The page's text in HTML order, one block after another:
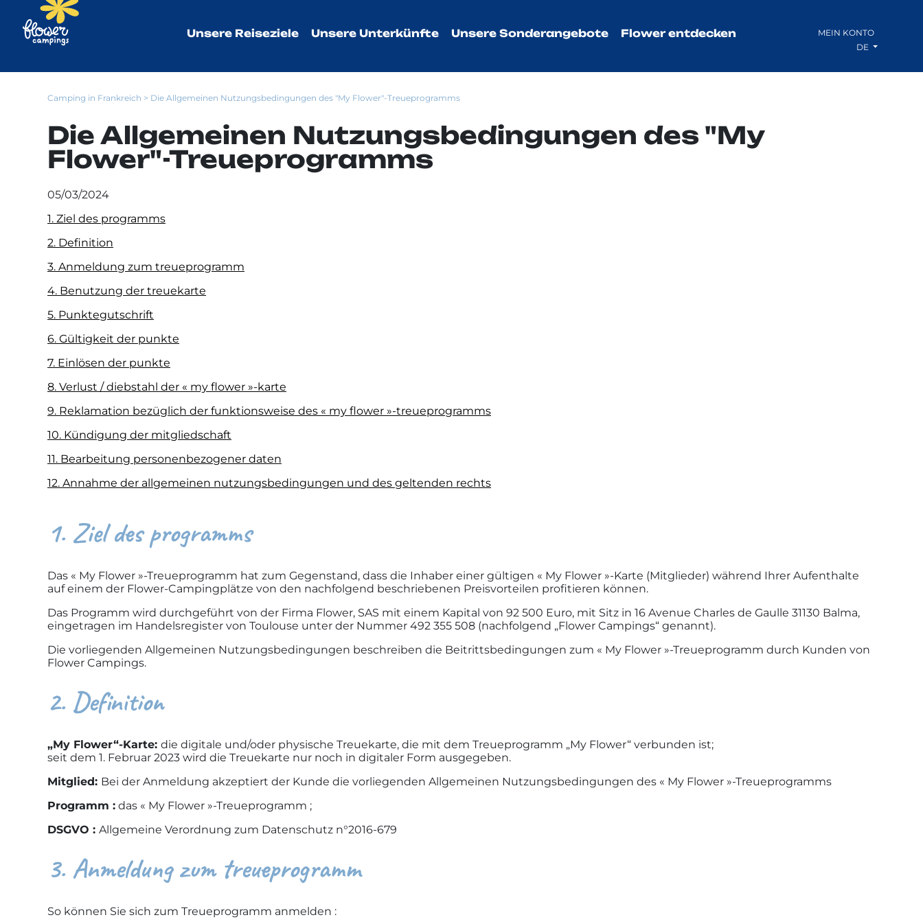
Unsere Reiseziele Unsere Unterkünfte Unsere Sonderangebote Flower entdecken
MEIN KONTO
DE
Camping in Frankreich > Die Allgemeinen Nutzungsbedingungen des "My Flower"-Treueprogramms
Die Allgemeinen Nutzungsbedingungen des "My
Flower"-Treueprogramms
05/03/2024
1. Ziel des programms
2. Definition
3. Anmeldung zum treueprogramm
4. Benutzung der treuekarte
5. Punktegutschrift
6. Gültigkeit der punkte
7. Einlösen der punkte
8. Verlust / diebstahl der « my flower »-karte
9. Reklamation bezüglich der funktionsweise des « my flower »-treueprogramms
10. Kündigung der mitgliedschaft
11. Bearbeitung personenbezogener daten
12. Annahme der allgemeinen nutzungsbedingungen und des geltenden rechts
1. Ziel des programms
Das « My Flower »-Treueprogramm hat zum Gegenstand, dass die Inhaber einer gültigen « My Flower »-Karte (Mitglieder) während Ihrer Aufenthalte
auf einem der Flower-Campingplätze von den nachfolgend beschriebenen Preisvorteilen profitieren können.
Das Programm wird durchgeführt von der Firma Flower, SAS mit einem Kapital von 92 500 Euro, mit Sitz in 16 Avenue Charles de Gaulle 31130 Balma,
eingetragen im Handelsregister von Toulouse unter der Nummer 492 355 508 (nachfolgend „Flower Campings“ genannt).
Die vorliegenden Allgemeinen Nutzungsbedingungen beschreiben die Beitrittsbedingungen zum « My Flower »-Treueprogramm durch Kunden von
Flower Campings.
2. Definition
„My Flower“-Karte: die digitale und/oder physische Treuekarte, die mit dem Treueprogramm „My Flower“ verbunden ist;
seit dem 1. Februar 2023 wird die Treuekarte nur noch in digitaler Form ausgegeben.
Mitglied: Bei der Anmeldung akzeptiert der Kunde die vorliegenden Allgemeinen Nutzungsbedingungen des « My Flower »-Treueprogramms
Programm : das « My Flower »-Treueprogramm ;
DSGVO : Allgemeine Verordnung zum Datenschutz n°2016-679
3. Anmeldung zum treueprogramm
So können Sie sich zum Treueprogramm anmelden :